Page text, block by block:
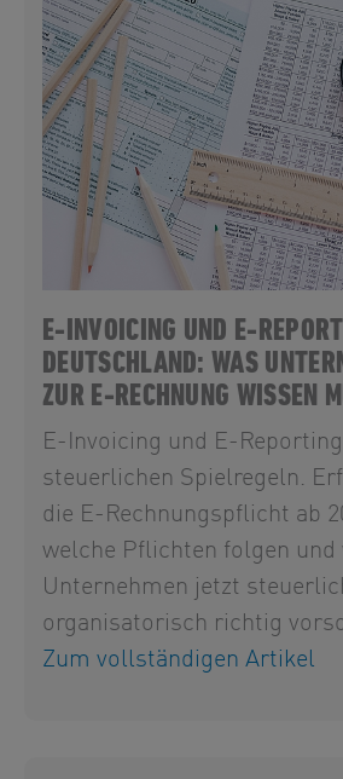
E-INVOICING UND E-
DEUTSCHLAND: WAS
ZUR E-RECHNUNG WISSEN
E-Invoicing und E-
steuerlichen Spielregeln.
die E-Rechnungspflicht ab
welche Pflichten folgen und
Unternehmen jetzt
organisatorisch richtig
Zum vollständigen Artikel